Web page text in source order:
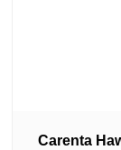
Carenta